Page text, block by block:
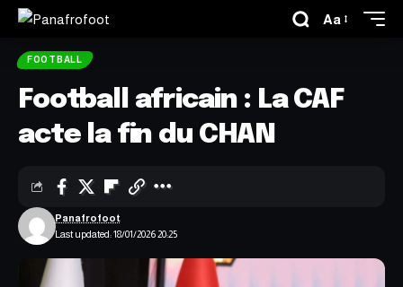
Aa
FOOTBALL
Football africain : La CAF
acte la fin du CHAN
Last updated: 18/01/2026 20:25
Panafrofoot